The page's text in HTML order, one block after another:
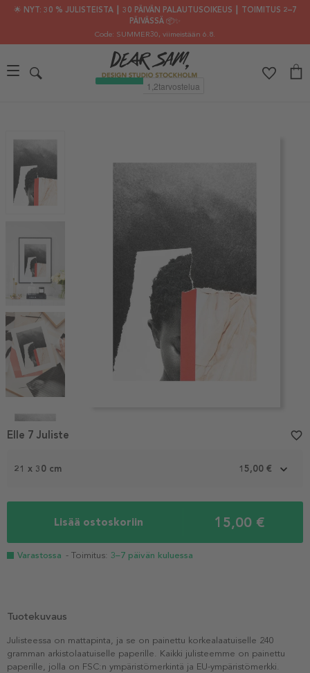
🌟 NYT: 30 % JULISTEISTA ┃ 30 PÄIVÄN PALAUTUSOIKEUS ┃ TOIMITUS 2–7
PÄIVÄSSÄ 📦✨
Code: SUMMER30, viimeistään 6.8.
1
21 x 30 cm 15,00 €
Lisää ostoskoriin 15,00 €
Varastossa - Toimitus: 3–7 päivän kuluessa
Elle 7 Juliste favorite_border
Tuotekuvaus
Julisteessa on mattapinta, ja se on painettu korkealaatuiselle 240
gramman arkistolaatuiselle paperille. Kaikki julisteemme on painettu
paperille, jolla on FSC:n ympäristömerkintä ja EU-ympäristömerkki.